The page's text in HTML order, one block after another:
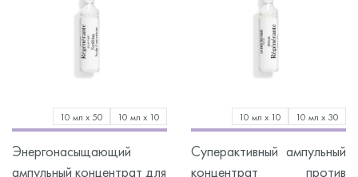
10 мл х 50 10 мл х 10
Энергонасыщающий
ампульный концентрат для
10 мл х 10 10 мл х 30
Суперактивный ампульный
концентрат против